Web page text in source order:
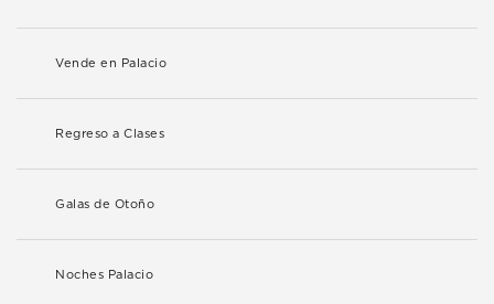
Vende en Palacio
Regreso a Clases
Galas de Otoño
Noches Palacio